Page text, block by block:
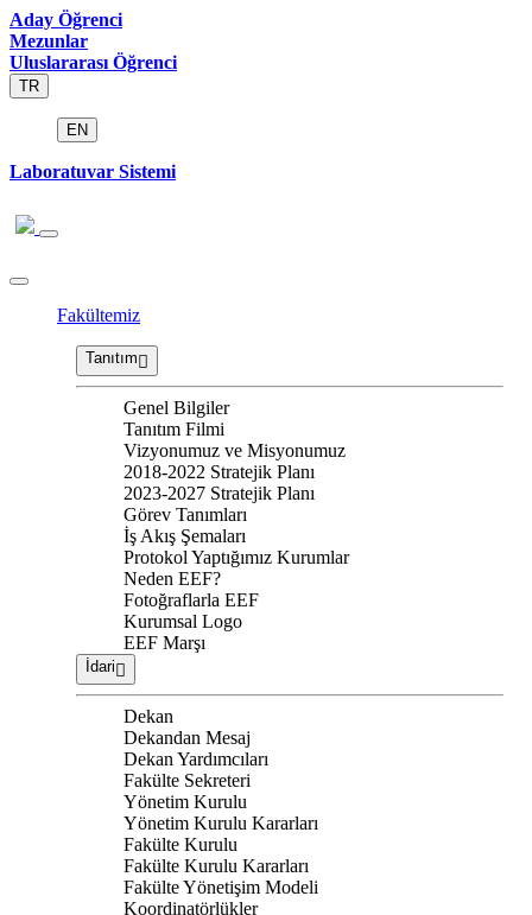
Aday Öğrenci
Mezunlar
Uluslararası Öğrenci
TR
EN
Laboratuvar Sistemi
Fakültemiz
Tanıtım
Genel Bilgiler
Tanıtım Filmi
Vizyonumuz ve Misyonumuz
2018-2022 Stratejik Planı
2023-2027 Stratejik Planı
Görev Tanımları
İş Akış Şemaları
Protokol Yaptığımız Kurumlar
Neden EEF?
Fotoğraflarla EEF
Kurumsal Logo
EEF Marşı
İdari
Dekan
Dekandan Mesaj
Dekan Yardımcıları
Fakülte Sekreteri
Yönetim Kurulu
Yönetim Kurulu Kararları
Fakülte Kurulu
Fakülte Kurulu Kararları
Fakülte Yönetişim Modeli
Koordinatörlükler